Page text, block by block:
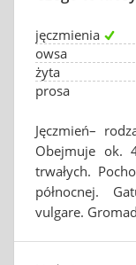
jęczmienia
owsa
żyta
prosa
Jęczmień–
Obejmuje ok.
trwałych.
północnej.
vulgare.